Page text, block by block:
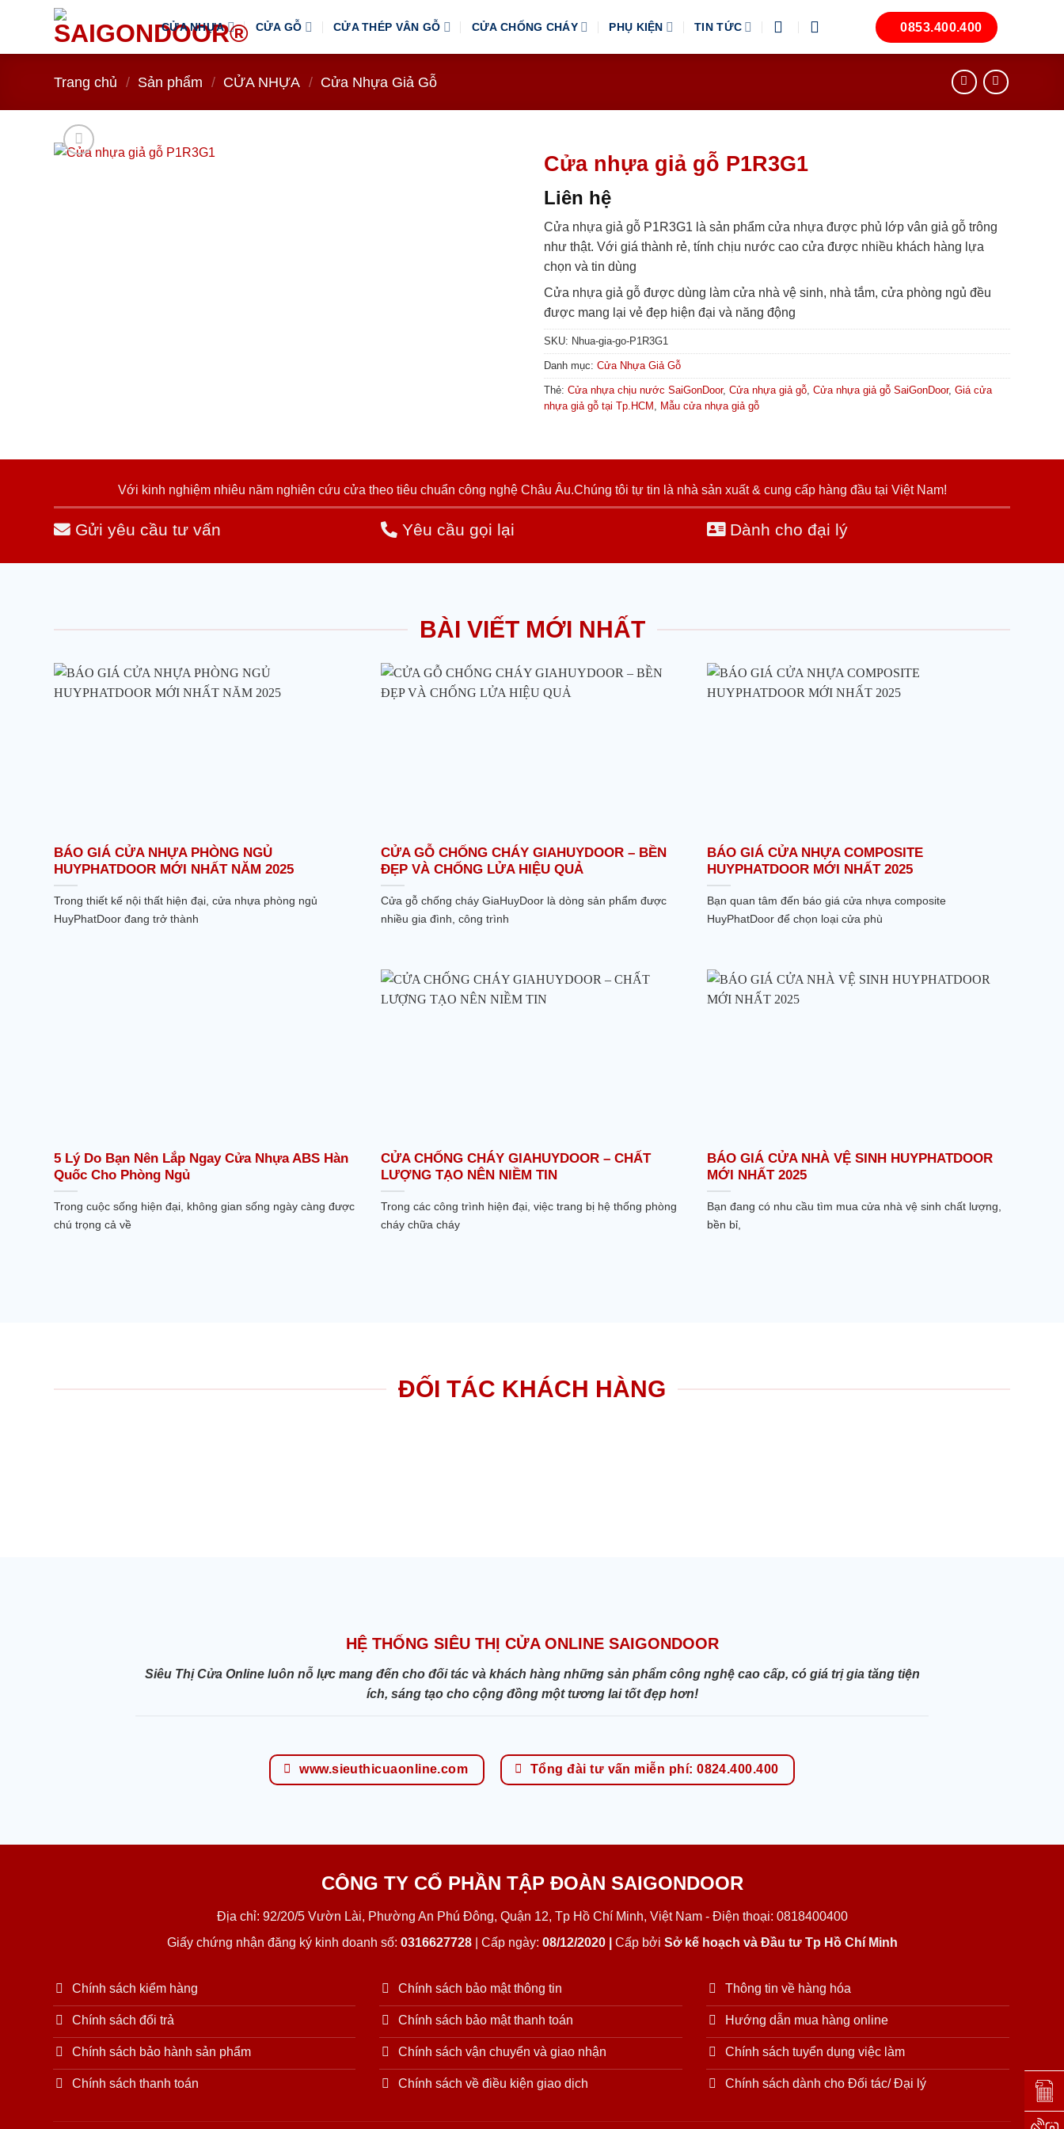
CỬA NHỰA CỬA GỖ CỬA THÉP VÂN GỖ CỬA CHỐNG CHÁY PHỤ KIỆN TIN TỨC 0853.400.400
Trang chủ / Sản phẩm / CỬA NHỰA / Cửa Nhựa Giả Gỗ
Cửa nhựa giả gỗ P1R3G1
Liên hệ
Cửa nhựa giả gỗ P1R3G1 là sản phẩm cửa nhựa được phủ lớp vân giả gỗ trông
như thật. Với giá thành rẻ, tính chịu nước cao cửa được nhiều khách hàng lựa
chọn và tin dùng
Cửa nhựa giả gỗ được dùng làm cửa nhà vệ sinh, nhà tắm, cửa phòng ngủ đều
được mang lại vẻ đẹp hiện đại và năng động
SKU: Nhua-gia-go-P1R3G1
Danh mục: Cửa Nhựa Giả Gỗ
Thẻ: Cửa nhựa chịu nước SaiGonDoor, Cửa nhựa giả gỗ Cửa nhựa giả gỗ SaiGonDoor, Giá cửa
nhựa giả gỗ tại Tp.HCM
Mẫu cửa nhựa giả gỗ
Với kinh nghiệm nhiêu năm nghiên cứu cửa theo tiêu chuẩn công nghệ Châu Âu.Chúng tôi tự tin là nhà sản xuất & cung cấp hàng đầu tại Việt Nam!
Gửi yêu cầu tư vấn Yêu cầu gọi lại Dành cho đại lý
BÀI VIẾT MỚI NHẤT
BÁO GIÁ CỬA NHỰA PHÒNG NGỦ
HUYPHATDOOR MỚI NHẤT NĂM 2025
Trong thiết kế nội thất hiện đại, cửa nhựa phòng ngủ
HuyPhatDoor đang trở thành
CỬA GỖ CHỐNG CHÁY GIAHUYDOOR – BỀN
ĐẸP VÀ CHỐNG LỬA HIỆU QUẢ
Cửa gỗ chống cháy GiaHuyDoor là dòng sản phẩm được
nhiều gia đình, công trình
BÁO GIÁ CỬA NHỰA COMPOSITE
HUYPHATDOOR MỚI NHẤT 2025
Bạn quan tâm đến báo giá cửa nhựa composite
HuyPhatDoor để chọn loại cửa phù
5 Lý Do Bạn Nên Lắp Ngay Cửa Nhựa ABS Hàn
Quốc Cho Phòng Ngủ
Trong cuộc sống hiện đại, không gian sống ngày càng được
chú trọng cả về
CỬA CHỐNG CHÁY GIAHUYDOOR – CHẤT
LƯỢNG TẠO NÊN NIỀM TIN
Trong các công trình hiện đại, việc trang bị hệ thống phòng
cháy chữa cháy
BÁO GIÁ CỬA NHÀ VỆ SINH HUYPHATDOOR
MỚI NHẤT 2025
Bạn đang có nhu cầu tìm mua cửa nhà vệ sinh chất lượng,
bền bỉ,
ĐỐI TÁC KHÁCH HÀNG
HỆ THỐNG SIÊU THỊ CỬA ONLINE SAIGONDOOR
Siêu Thị Cửa Online luôn nỗ lực mang đến cho đối tác và khách hàng những sản phẩm công nghệ cao cấp, có giá trị gia tăng tiện
ích, sáng tạo cho cộng đồng một tương lai tốt đẹp hơn!
www.sieuthicuaonline.com Tổng đài tư vấn miễn phí: 0824.400.400
CÔNG TY CỔ PHẦN TẬP ĐOÀN SAIGONDOOR
Địa chỉ: 92/20/5 Vườn Lài, Phường An Phú Đông, Quận 12, Tp Hồ Chí Minh, Việt Nam - Điện thoại: 0818400400
Giấy chứng nhận đăng ký kinh doanh số: 0316627728| Cấp ngày: 08/12/2020 | Cấp bởi Sở kế hoạch và Đầu tư Tp Hồ Chí Minh
Chính sách kiểm hàng
Chính sách đổi trả
Chính sách bảo hành sản phẩm
Chính sách thanh toán
Chính sách bảo mật thông tin
Chính sách bảo mật thanh toán
Chính sách vận chuyển và giao nhận
Chính sách về điều kiện giao dịch
Thông tin về hàng hóa
Hướng dẫn mua hàng online
Chính sách tuyển dụng việc làm
Chính sách dành cho Đối tác/ Đại lý
Đặt